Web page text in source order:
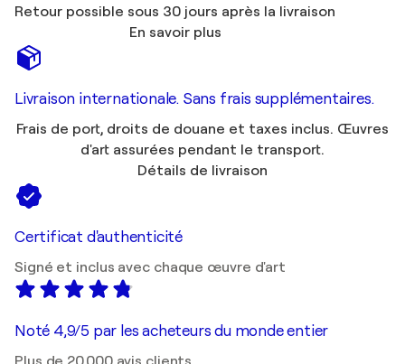
Retour possible sous 30 jours après la livraison
En savoir plus
Livraison internationale. Sans frais supplémentaires.
Frais de port, droits de douane et taxes inclus. Œuvres
d'art assurées pendant le transport.
Détails de livraison
Certificat d'authenticité
Signé et inclus avec chaque œuvre d'art
Noté 4,9/5 par les acheteurs du monde entier